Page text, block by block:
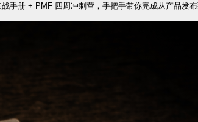
战手册 + PMF 四周冲刺营，手把手带你完成从产品发布